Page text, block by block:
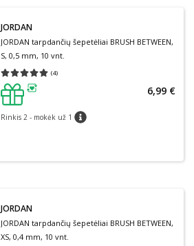
JORDAN
JORDAN tarpdančių šepetėliai BRUSH BETWEEN,
S, 0,5 mm, 10 vnt.
(4)
Vidutinis įvertinimas 5.00
patarimas
Rinkis 2 - mokėk už 1 patarimas
6,99 €
JORDAN
JORDAN tarpdančių šepetėliai BRUSH BETWEEN,
XS, 0,4 mm, 10 vnt.